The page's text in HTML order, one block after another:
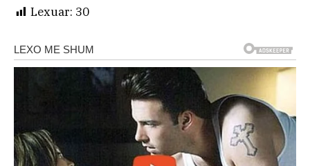
Lexuar: 30